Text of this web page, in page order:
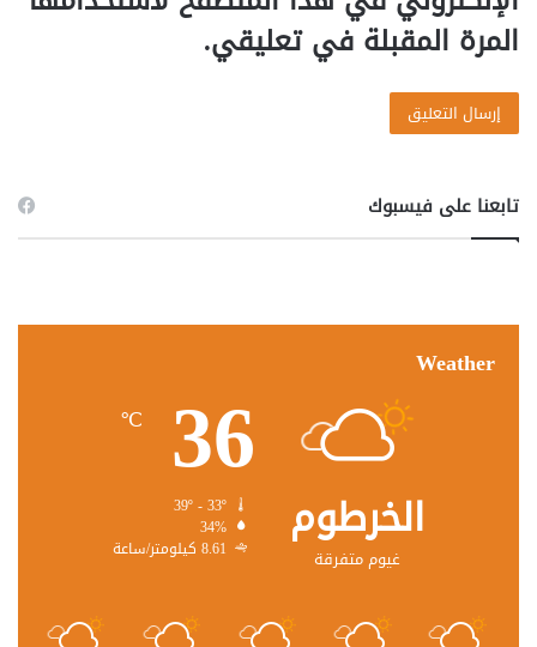
المرة المقبلة في تعليقي.
تابعنا على فيسبوك
Weather
الخرطوم
غيوم متفرقة
36
℃
34%
8.61 كيلومتر/ساعة